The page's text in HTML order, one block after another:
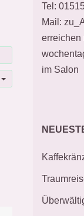
Tel:
Mail:
erreichen
im Salon